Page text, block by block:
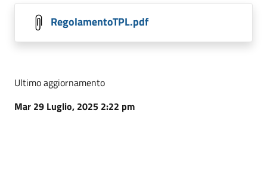
RegolamentoTPL.pdf
Ultimo aggiornamento
Mar 29 Luglio, 2025 2:22 pm